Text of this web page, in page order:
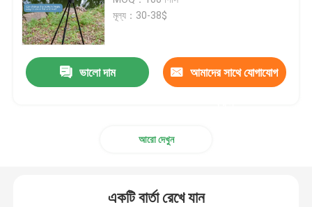
হান্টিং স্টিক
ট্রাইপড শিকার
মূল্য：30-38$
ভালো দাম আমাদের সাথে যোগাযোগ
আরো দেখুন
একটি বার্তা রেখে যান